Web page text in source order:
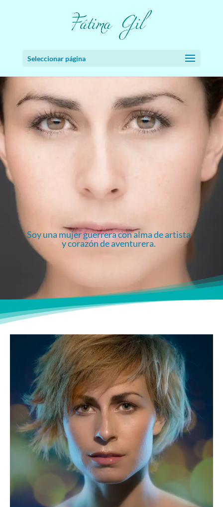
Seleccionar página
Soy una mujer guerrera con alma de artista
y corazón de aventurera.
Soy una mujer guerrera con alma de artista
y corazón de aventurera.